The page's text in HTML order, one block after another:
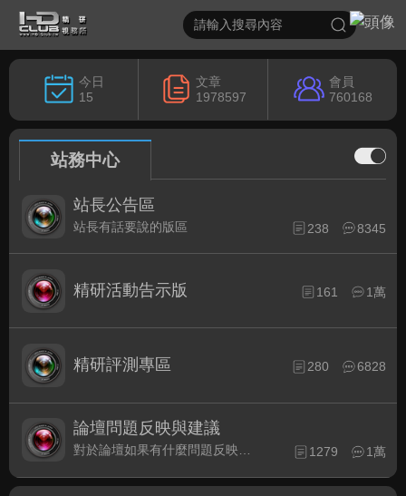
今日
15
文章
1978597
會員
760168
站務中心
站長公告區
站長有話要說的版區 238 8345
精研活動告示版 161 1萬
精研評測專區 280 6828
論壇問題反映與建議
對於論壇如果有什麼問題反映或是建議, 竭誠歡迎在這裡盡情發表 1279 1萬